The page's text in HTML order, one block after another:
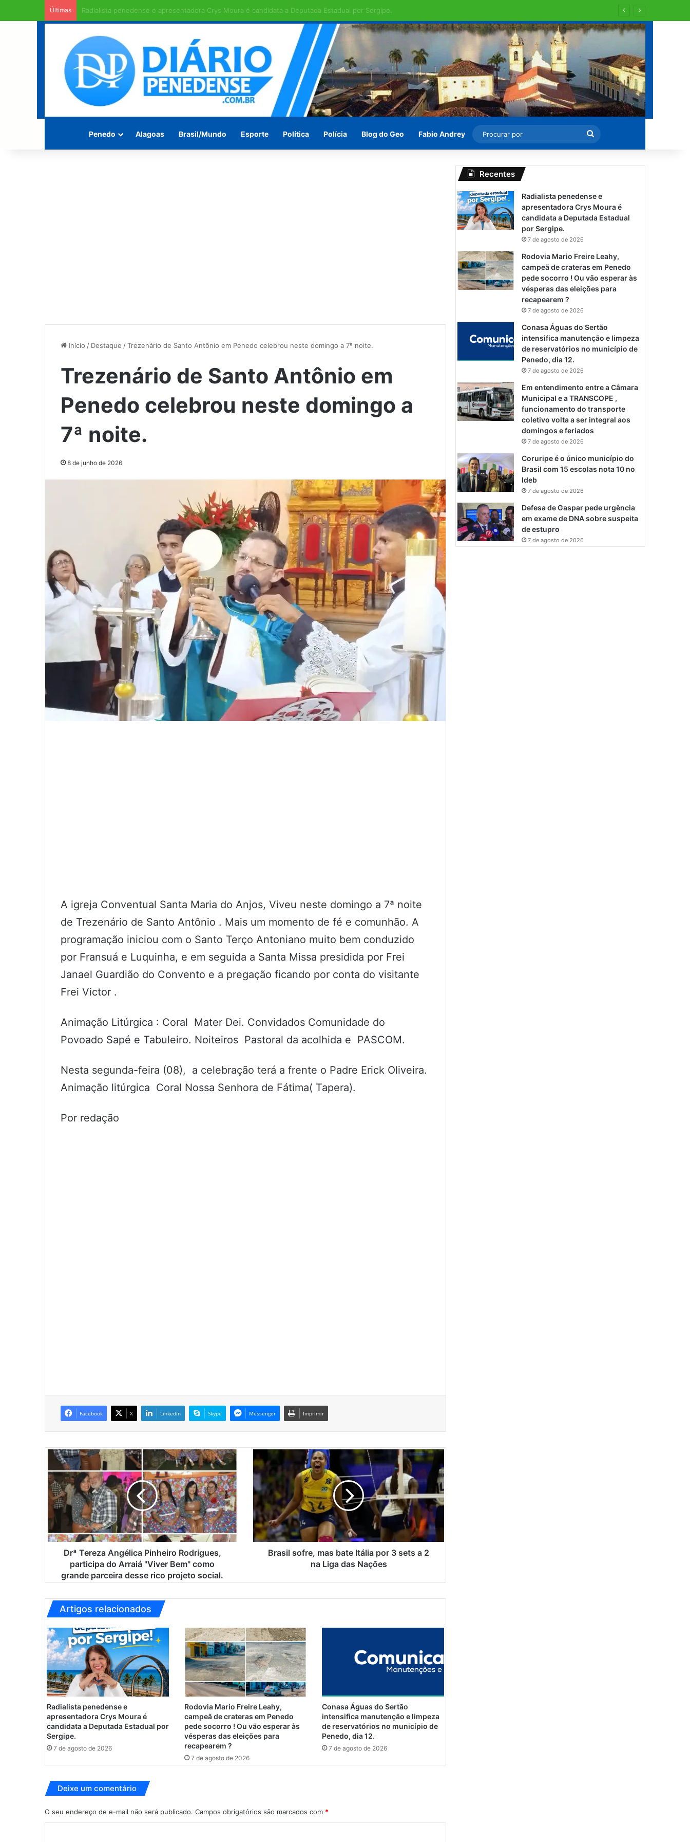
Últimas Rodovia Mario Freire Leahy, campeã de crateras em Penedo pede socorro ! Ou vão esperar às vésperas das eleições para recapearem ?
Penedo Alagoas Brasil/Mundo Esporte Política Polícia Blog do Geo Fabio Andrey
Procurar
por
Início / Destaque /Trezenário de Santo Antônio em Penedo celebrou neste domingo a 7ª noite.
Trezenário de Santo Antônio em
Penedo celebrou neste domingo a
7ª noite.
8 de junho de 2026
A igreja Conventual Santa Maria do Anjos, Viveu neste domingo a 7ª noite
de Trezenário de Santo Antônio . Mais um momento de fé e comunhão. A
programação iniciou com o Santo Terço Antoniano muito bem conduzido
por Fransuá e Luquinha, e em seguida a Santa Missa presidida por Frei
Janael Guardião do Convento e a pregação ficando por conta do visitante
Frei Victor .
Animação Litúrgica : Coral Mater Dei. Convidados Comunidade do
Povoado Sapé e Tabuleiro. Noiteiros Pastoral da acolhida e PASCOM.
Nesta segunda-feira (08), a celebração terá a frente o Padre Erick Oliveira.
Animação litúrgica Coral Nossa Senhora de Fátima( Tapera).
Por redação
Facebook X Linkedin Skype Messenger Imprimir
ª
T
e
z
a
é
c
a
P
i
n
h
e
i
r
o
R
o
d
i
u
s
,
Drª Tereza Angélica Pinheiro Rodrigues,
participa do Arraiá "Viver Bem" como
grande parceira desse rico projeto social.
r
a
s
l
s
o
f
m
a
t
e
I
t
á
l
a
p
o
s
a
2
Brasil sofre, mas bate Itália por 3 sets a 2
na Liga das Nações
Artigos relacionados
Radialista penedense e
apresentadora Crys Moura é
candidata a Deputada Estadual por
Sergipe.
7 de agosto de 2026
Rodovia Mario Freire Leahy,
campeã de crateras em Penedo
pede socorro ! Ou vão esperar às
vésperas das eleições para
recapearem ?
7 de agosto de 2026
Conasa Águas do Sertão
intensifica manutenção e limpeza
de reservatórios no município de
Penedo, dia 12.
7 de agosto de 2026
Deixe um comentário
O seu endereço de e-mail não será publicado. Campos obrigatórios são marcados com *
Recentes
Radialista penedense e
apresentadora Crys Moura é
candidata a Deputada Estadual
por Sergipe.
7 de agosto de 2026
Rodovia Mario Freire Leahy,
campeã de crateras em Penedo
pede socorro ! Ou vão esperar às
vésperas das eleições para
recapearem ?
7 de agosto de 2026
Conasa Águas do Sertão
intensifica manutenção e limpeza
de reservatórios no município de
Penedo, dia 12.
7 de agosto de 2026
Em entendimento entre a Câmara
Municipal e a TRANSCOPE ,
funcionamento do transporte
coletivo volta a ser integral aos
domingos e feriados
7 de agosto de 2026
Coruripe é o único município do
Brasil com 15 escolas nota 10 no
Ideb
7 de agosto de 2026
Defesa de Gaspar pede urgência
em exame de DNA sobre suspeita
de estupro
7 de agosto de 2026